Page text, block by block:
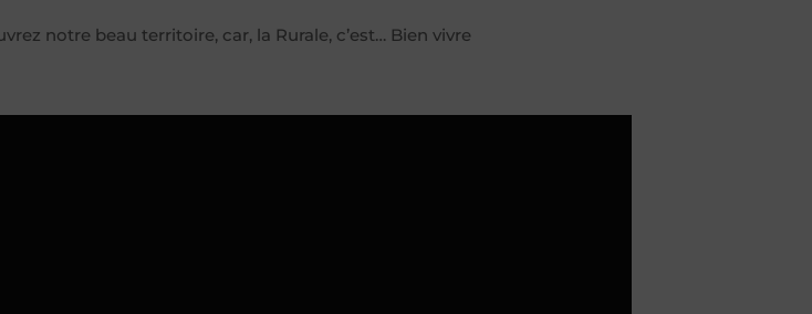
notre beau territoire, car, la Rurale, c’est… Bien vivre